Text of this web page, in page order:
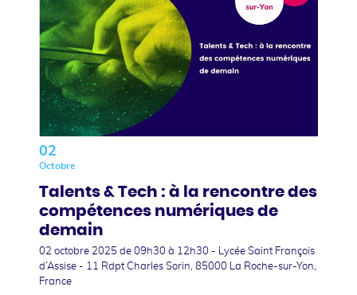
02
Octobre
Talents & Tech : à la rencontre des
compétences numériques de
demain
02 octobre 2025 de 09h30 à 12h30 - Lycée Saint François
d’Assise - 11 Rdpt Charles Sorin, 85000 La Roche-sur-Yon,
France